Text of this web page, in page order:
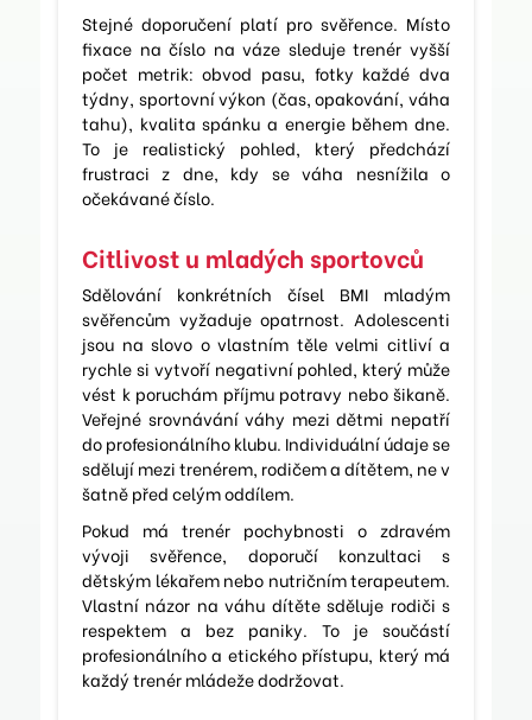
Stejné doporučení platí pro svěřence. Místo
fixace na číslo na váze sleduje trenér vyšší
počet metrik: obvod pasu, fotky každé dva
týdny, sportovní výkon (čas, opakování, váha
tahu), kvalita spánku a energie během dne.
To je realistický pohled, který předchází
frustraci z dne, kdy se váha nesnížila o
očekávané číslo.
Citlivost u mladých sportovců
Sdělování konkrétních čísel BMI mladým
svěřencům vyžaduje opatrnost. Adolescenti
jsou na slovo o vlastním těle velmi citliví a
rychle si vytvoří negativní pohled, který může
vést k poruchám příjmu potravy nebo šikaně.
Veřejné srovnávání váhy mezi dětmi nepatří
do profesionálního klubu. Individuální údaje se
sdělují mezi trenérem, rodičem a dítětem, ne v
šatně před celým oddílem.
Pokud má trenér pochybnosti o zdravém
vývoji svěřence, doporučí konzultaci s
dětským lékařem nebo nutričním terapeutem.
Vlastní názor na váhu dítěte sděluje rodiči s
respektem a bez paniky. To je součástí
profesionálního a etického přístupu, který má
každý trenér mládeže dodržovat.